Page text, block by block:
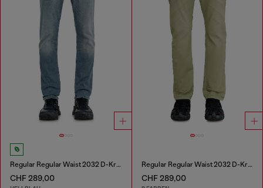
Regular Regular Waist 2032 D-Krooley-BW Joggjeans®
CHF 289,00
Regular Regular Waist 2032 D-Krooley-BW Joggjeans®
CHF 289,00